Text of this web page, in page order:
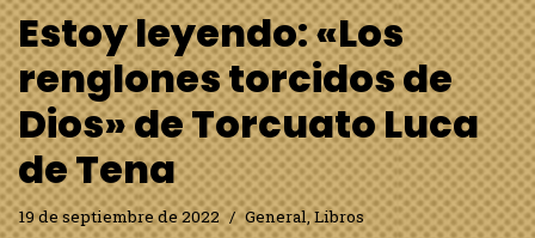
Estoy leyendo: «Los
renglones torcidos de
Dios» de Torcuato Luca
de Tena
19 de septiembre de 2022 General,Libros